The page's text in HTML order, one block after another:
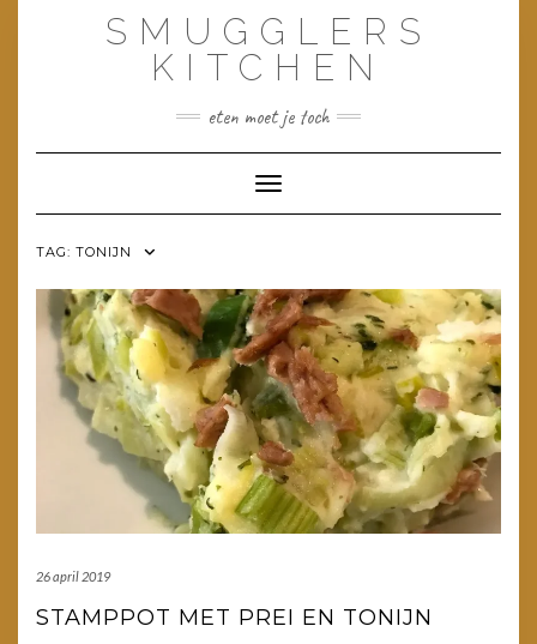
SMUGGLERS
KITCHEN
eten moet je toch
Toggle navigatie
TAG: TONIJN
26 april 2019
STAMPPOT MET PREI EN TONIJN